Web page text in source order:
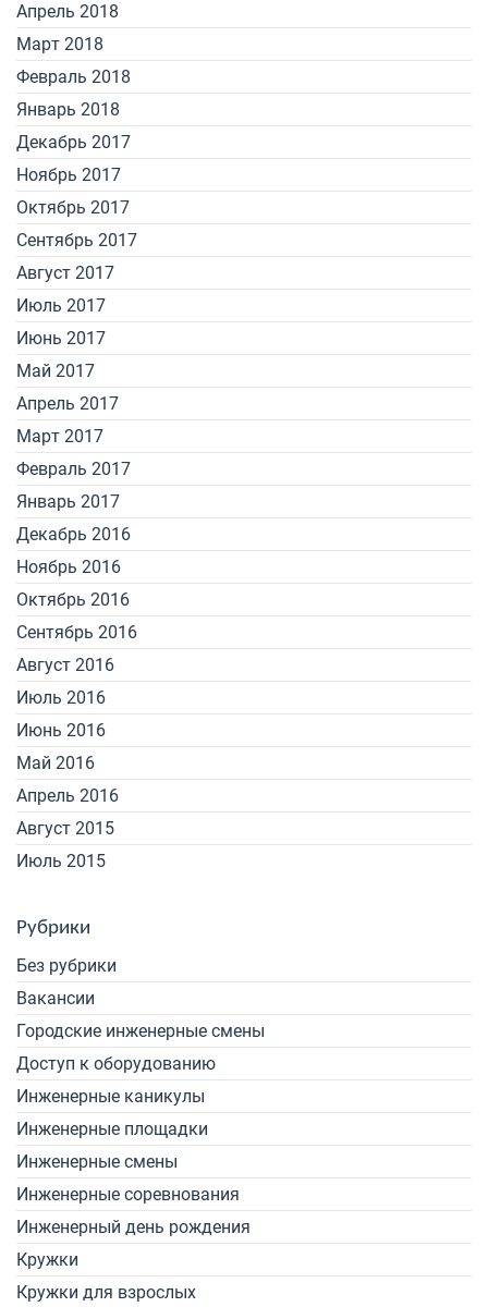
Апрель 2018
Март 2018
Февраль 2018
Январь 2018
Декабрь 2017
Ноябрь 2017
Октябрь 2017
Сентябрь 2017
Август 2017
Июль 2017
Июнь 2017
Май 2017
Апрель 2017
Март 2017
Февраль 2017
Январь 2017
Декабрь 2016
Ноябрь 2016
Октябрь 2016
Сентябрь 2016
Август 2016
Июль 2016
Июнь 2016
Май 2016
Апрель 2016
Август 2015
Июль 2015
Рубрики
Без рубрики
Вакансии
Городские инженерные смены
Доступ к оборудованию
Инженерные каникулы
Инженерные площадки
Инженерные смены
Инженерные соревнования
Инженерный день рождения
Кружки
Кружки для взрослых